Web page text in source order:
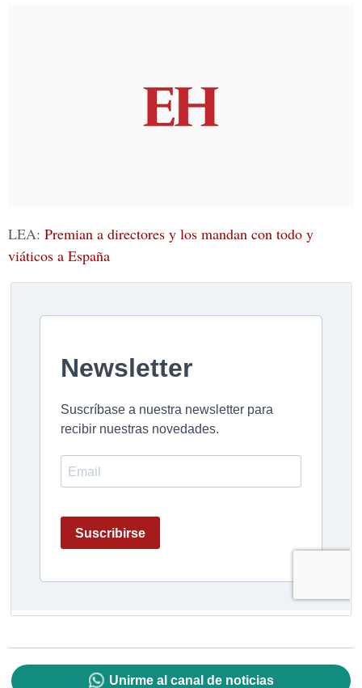
LEA: Premian a directores y los mandan con todo y
viáticos a España
Unirme al canal de noticias